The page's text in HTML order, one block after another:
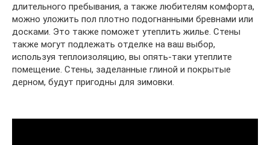
длительного пребывания, а также любителям комфорта,
можно уложить пол плотно подогнанными бревнами или
досками. Это также поможет утеплить жилье. Стены
также могут подлежать отделке на ваш выбор,
используя теплоизоляцию, вы опять-таки утеплите
помещение. Стены, заделанные глиной и покрытые
дерном, будут пригодны для зимовки.